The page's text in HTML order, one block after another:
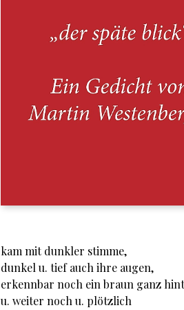
kam mit dunkler stimme,
dunkel u. tief auch ihre augen,
erkennbar noch ein braun ganz
u. weiter noch u. plötzlich